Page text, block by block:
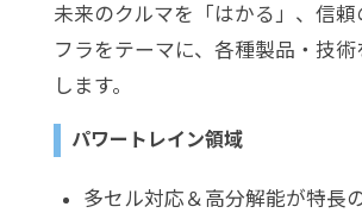
未来のクルマを「はかる」、信
フラをテーマに、各種製品・技
します。
パワートレイン領域
多セル対応＆高分解能が特長